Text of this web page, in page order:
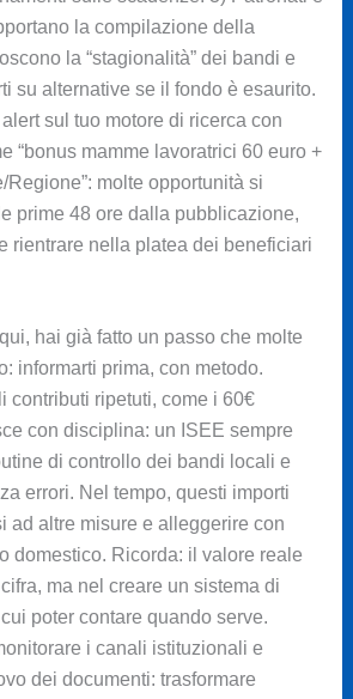
la compilazione della
la “stagionalità” dei bandi e
su alternative se il fondo è esaurito.
sul tuo motore di ricerca con
“bonus mamme lavoratrici 60 euro +
Regione”: molte opportunità si
prime 48 ore dalla pubblicazione,
rientrare nella platea dei beneficiari
hai già fatto un passo che molte
informarti prima, con metodo.
contributi ripetuti, come i 60€
con disciplina: un ISEE sempre
di controllo dei bandi locali e
errori. Nel tempo, questi importi
ad altre misure e alleggerire con
domestico. Ricorda: il valore reale
ma nel creare un sistema di
poter contare quando serve.
i canali istituzionali e
dei documenti: trasformare